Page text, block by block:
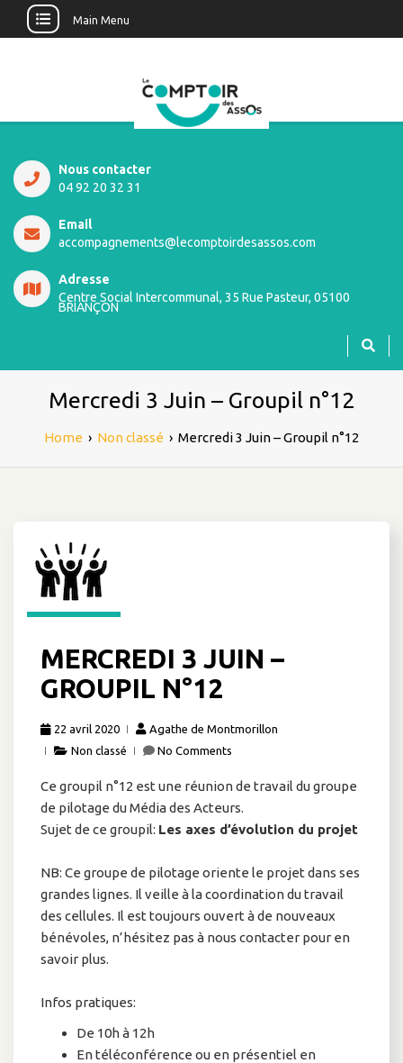
Main Menu
Nous contacter
04 92 20 32 31
Email
accompagnements@lecomptoirdesassos.com
Adresse
Centre Social Intercommunal, 35 Rue Pasteur, 05100
BRIANÇON
Mercredi 3 Juin – Groupil n°12
Home › Non classé › Mercredi 3 Juin – Groupil n°12
MERCREDI 3 JUIN –
GROUPIL N°12
22 avril 2020
Agathe de Montmorillon
Non classé
No Comments
Ce groupil n°12 est une réunion de travail du groupe
de pilotage du Média des Acteurs.
Sujet de ce groupil: Les axes d’évolution du projet
NB: Ce groupe de pilotage oriente le projet dans ses
grandes lignes. Il veille à la coordination du travail
des cellules. Il est toujours ouvert à de nouveaux
bénévoles, n’hésitez pas à nous contacter pour en
savoir plus.
Infos pratiques:
De 10h à 12h
En téléconférence ou en présentiel en